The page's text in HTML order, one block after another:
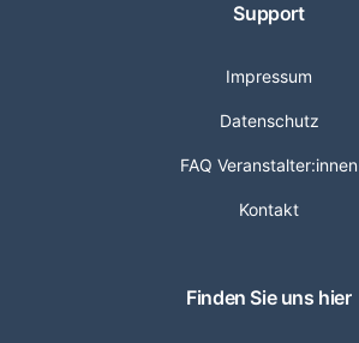
Support
Impressum
Datenschutz
FAQ Veranstalter:innen
Kontakt
Finden Sie uns hier